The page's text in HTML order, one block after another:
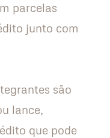
parcelas
junto com
são
lance,
que pode